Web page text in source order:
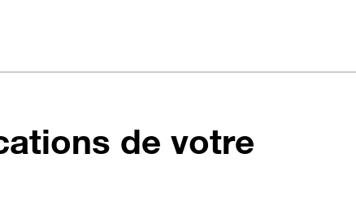
de votre